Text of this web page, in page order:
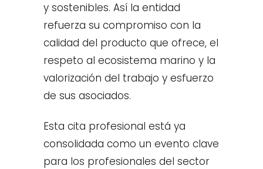
y sostenibles. Así la entidad
refuerza su compromiso con la
calidad del producto que ofrece, el
respeto al ecosistema marino y la
valorización del trabajo y esfuerzo
de sus asociados.
Esta cita profesional está ya
consolidada como un evento clave
para los profesionales del sector